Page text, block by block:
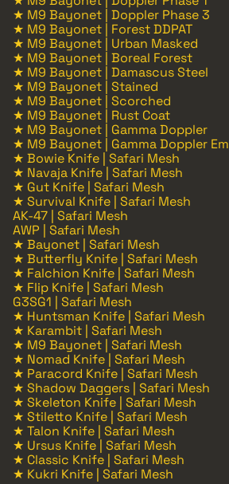
★ M9 Bayonet | Doppler Phase 3
★ M9 Bayonet | Forest DDPAT
★ M9 Bayonet | Urban Masked
★ M9 Bayonet | Boreal Forest
★ M9 Bayonet | Damascus Steel
★ M9 Bayonet | Stained
★ M9 Bayonet | Scorched
★ M9 Bayonet | Rust Coat
★ M9 Bayonet | Gamma Doppler
★ M9 Bayonet | Gamma Doppler
★ Bowie Knife | Safari Mesh
★ Navaja Knife | Safari Mesh
★ Gut Knife | Safari Mesh
★ Survival Knife | Safari Mesh
AK-47 | Safari Mesh
AWP | Safari Mesh
★ Bayonet | Safari Mesh
★ Butterfly Knife | Safari Mesh
★ Falchion Knife | Safari Mesh
★ Flip Knife | Safari Mesh
G3SG1 | Safari Mesh
★ Huntsman Knife | Safari Mesh
★ Karambit | Safari Mesh
★ M9 Bayonet | Safari Mesh
★ Nomad Knife | Safari Mesh
★ Paracord Knife | Safari Mesh
★ Shadow Daggers | Safari Mesh
★ Skeleton Knife | Safari Mesh
★ Stiletto Knife | Safari Mesh
★ Talon Knife | Safari Mesh
★ Ursus Knife | Safari Mesh
★ Classic Knife | Safari Mesh
★ Kukri Knife | Safari Mesh